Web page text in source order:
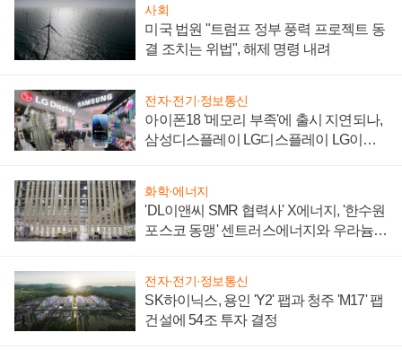
사회
미국 법원 "트럼프 정부 풍력 프로젝트 동
결 조치는 위법", 해제 명령 내려
전자·전기·정보통신
아이폰18 '메모리 부족'에 출시 지연되나,
삼성디스플레이 LG디스플레이 LG이노
화학·에너지
'DL이앤씨 SMR 협력사' X에너지, '한수원
포스코 동맹' 센트러스에너지와 우라늄
전자·전기·정보통신
SK하이닉스, 용인 'Y2' 팹과 청주 'M17' 팹
건설에 54조 투자 결정